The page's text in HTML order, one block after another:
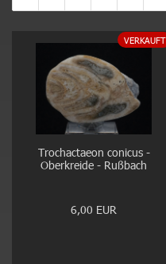
VERKAUFT
Trochactaeon conicus -
Oberkreide - Rußbach
6,00 EUR